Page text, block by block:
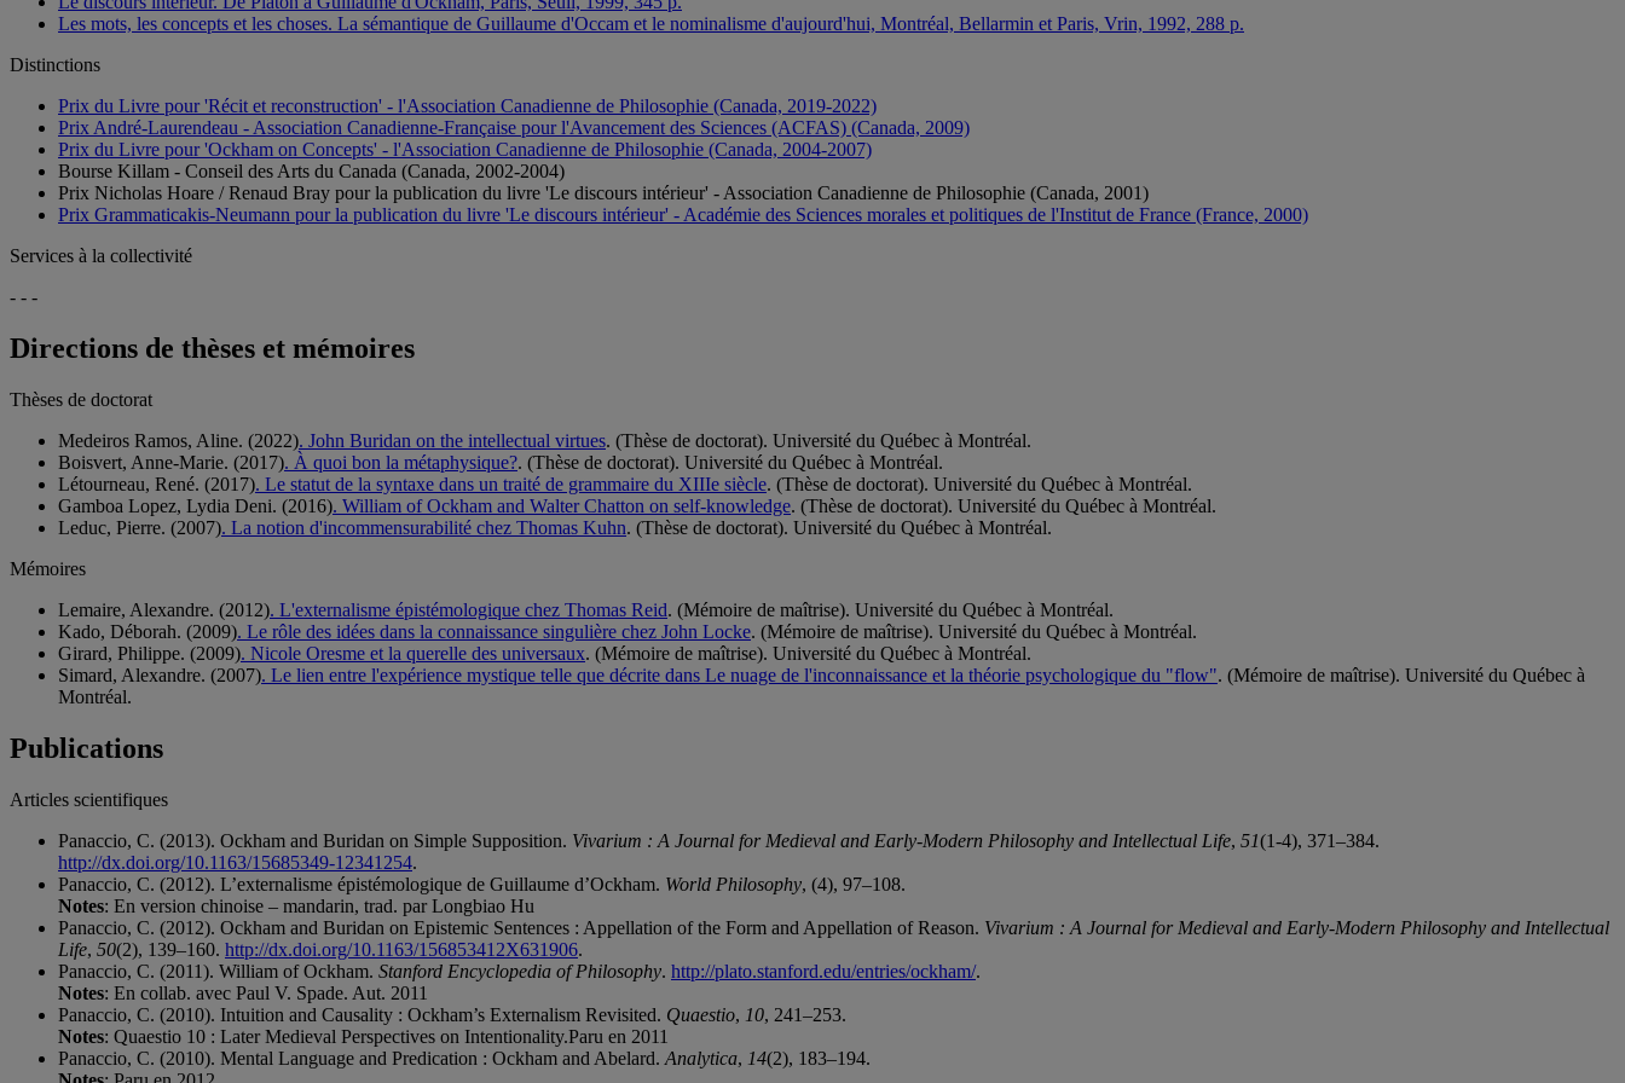
Les mots, les concepts et les choses. La sémantique de Guillaume d'Occam et le nominalisme d'aujourd'hui, Montréal, Bellarmin et Paris, Vrin, 1992, 288 p.
Distinctions
Prix du Livre pour 'Récit et reconstruction' - l'Association Canadienne de Philosophie (Canada, 2019-2022)
Prix André-Laurendeau - Association Canadienne-Française pour l'Avancement des Sciences (ACFAS) (Canada, 2009)
Prix du Livre pour 'Ockham on Concepts' - l'Association Canadienne de Philosophie (Canada, 2004-2007)
Bourse Killam - Conseil des Arts du Canada (Canada, 2002-2004)
Prix Nicholas Hoare / Renaud Bray pour la publication du livre 'Le discours intérieur' - Association Canadienne de Philosophie (Canada, 2001)
Prix Grammaticakis-Neumann pour la publication du livre 'Le discours intérieur' - Académie des Sciences morales et politiques de l'Institut de France (France, 2000)
Services à la collectivité
- - -
Directions de thèses et mémoires
Thèses de doctorat
Medeiros Ramos, Aline. (2022). John Buridan on the intellectual virtues. (Thèse de doctorat). Université du Québec à Montréal.
Boisvert, Anne-Marie. (2017). À quoi bon la métaphysique?. (Thèse de doctorat). Université du Québec à Montréal.
Létourneau, René. (2017). Le statut de la syntaxe dans un traité de grammaire du XIIIe siècle. (Thèse de doctorat). Université du Québec à Montréal.
Gamboa Lopez, Lydia Deni. (2016). William of Ockham and Walter Chatton on self-knowledge. (Thèse de doctorat). Université du Québec à Montréal.
Leduc, Pierre. (2007). La notion d'incommensurabilité chez Thomas Kuhn. (Thèse de doctorat). Université du Québec à Montréal.
Mémoires
Lemaire, Alexandre. (2012). L'externalisme épistémologique chez Thomas Reid. (Mémoire de maîtrise). Université du Québec à Montréal.
Kado, Déborah. (2009). Le rôle des idées dans la connaissance singulière chez John Locke. (Mémoire de maîtrise). Université du Québec à Montréal.
Girard, Philippe. (2009). Nicole Oresme et la querelle des universaux. (Mémoire de maîtrise). Université du Québec à Montréal.
Simard, Alexandre. (2007). Le lien entre l'expérience mystique telle que décrite dans Le nuage de l'inconnaissance et la théorie psychologique du "flow". (Mémoire de maîtrise). Université du Québec à
Montréal.
Publications
Articles scientifiques
Panaccio, C. (2013). Ockham and Buridan on Simple Supposition. Vivarium : A Journal for Medieval and Early-Modern Philosophy and Intellectual Life, 51(1-4), 371–384.
http://dx.doi.org/10.1163/15685349-12341254.
Panaccio, C. (2012). L’externalisme épistémologique de Guillaume d’Ockham. World Philosophy, (4), 97–108.
Notes: En version chinoise – mandarin, trad. par Longbiao Hu
Panaccio, C. (2012). Ockham and Buridan on Epistemic Sentences : Appellation of the Form and Appellation of Reason. Vivarium : A Journal for Medieval and Early-Modern Philosophy and Intellectual
Life, 50(2), 139–160. http://dx.doi.org/10.1163/156853412X631906.
Panaccio, C. (2011). William of Ockham. Stanford Encyclopedia of Philosophy. http://plato.stanford.edu/entries/ockham/.
Notes: En collab. avec Paul V. Spade. Aut. 2011
Panaccio, C. (2010). Intuition and Causality : Ockham’s Externalism Revisited. Quaestio, 10, 241–253.
Notes: Quaestio 10 : Later Medieval Perspectives on Intentionality.Paru en 2011
Panaccio, C. (2010). Mental Language and Predication : Ockham and Abelard. Analytica, 14(2), 183–194.